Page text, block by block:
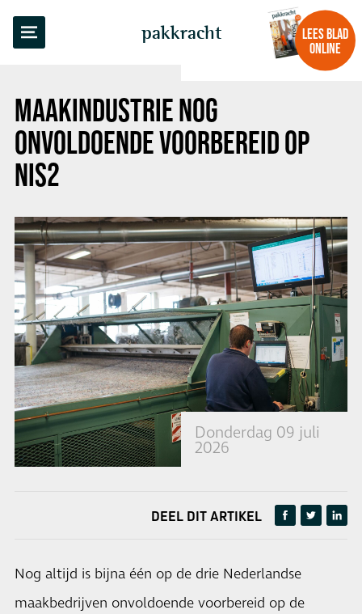
pakkracht
LEES BLAD
ONLINE
MAAKINDUSTRIE NOG
ONVOLDOENDE VOORBEREID OP
NIS2
Donderdag 09 juli
2026
TERUG NAAR OVERZICHT
DEEL DIT ARTIKEL
Nog altijd is bijna één op de drie Nederlandse
maakbedrijven onvoldoende voorbereid op de